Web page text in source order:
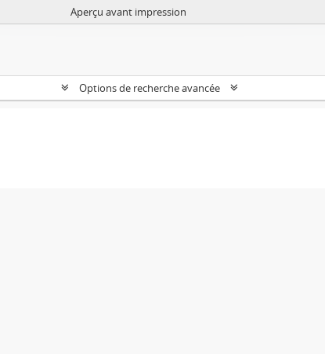
Aperçu avant impression
Options de recherche avancée